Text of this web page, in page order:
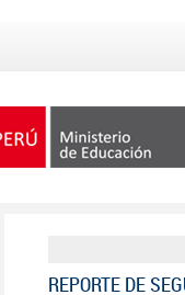
REPORTE DE